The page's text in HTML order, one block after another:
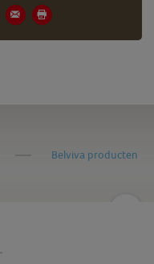
Belviva producten